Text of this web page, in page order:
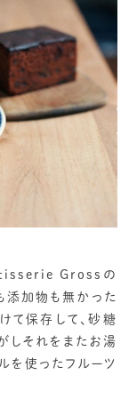
Grossの
添加物も無かった
て保存して、砂糖
しそれをまたお湯
を使ったフルーツ